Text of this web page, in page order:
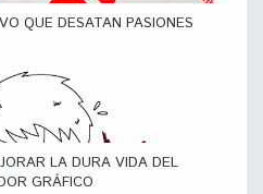
QUE DESATAN PASIONES
LA DURA VIDA DEL
GRÁFICO